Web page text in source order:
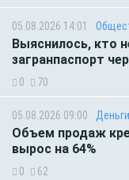
05.08.2026 14:01
Выяснилось, кто
загранпаспорт
0 70
05.08.2026 09:00 Деньги
Объем продаж
вырос на 64%
0 62